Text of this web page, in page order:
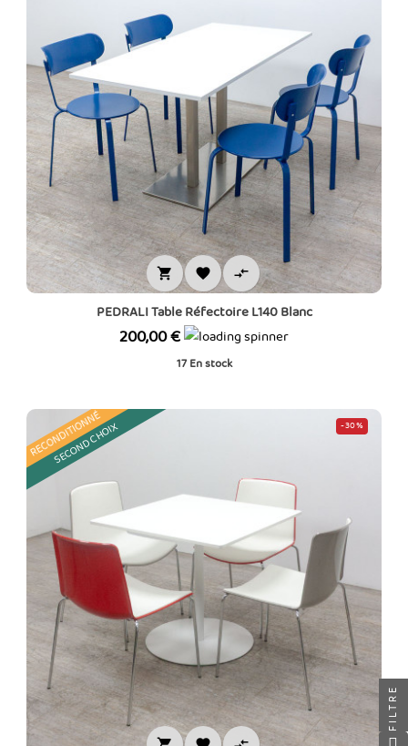
  
PEDRALI Table Réfectoire L140 Blanc
Prix
200,00 €
17En stock
RECONDITIONNÉ
SECOND CHOIX -30%
FILTRE